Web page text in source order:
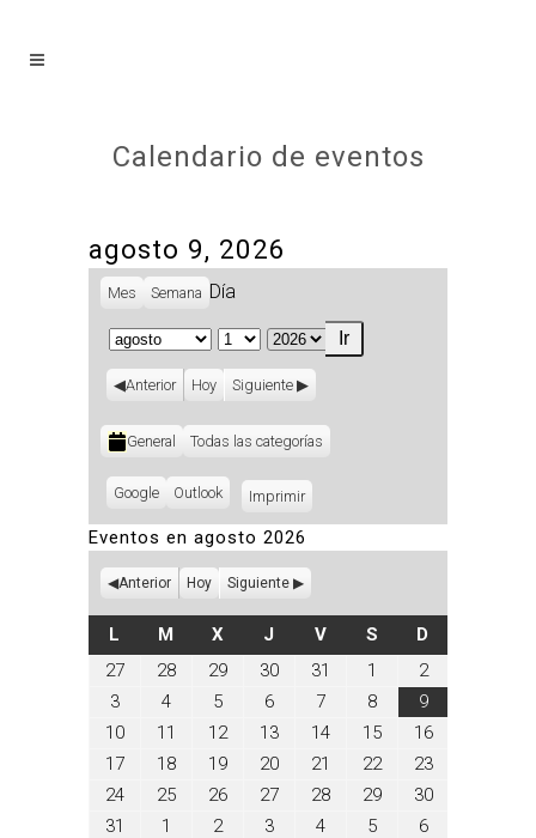
Calendario de eventos
agosto 9, 2026
Mes Semana Día
Mes
Día
Año
Anterior Hoy Siguiente
Categorías
General Todas las categorías
Subscribe
Google
Subscribe
Outlook ImprimirVistas
Eventos en agosto 2026
Anterior Hoy Siguiente
L LUNES
M MARTES
XMIÉRCOLES
J JUEVES
VVIERNES
SSÁBADO
D
27julio
28julio
29julio
30julio
31 1
agosto
2026
2agosto
2,
2026
3agosto
3,
2026
4agosto
4,
2026
5agosto
5,
2026
6agosto
6,
2026
7agosto
7,
2026
8agosto
8,
2026
9agosto
9,
2026
10agosto
10,
11
agosto
2026
12agosto
2026
13agosto
2026
14agosto
2026
15agosto
2026
16agosto
2026
17agosto
2026
18agosto
18,
2026
19agosto
2026
20agosto
20,
2026
21
agosto
2026
22agosto
2026
23agosto
23,
2026
24agosto
25agosto
26agosto
27agosto
28agosto
29agosto
30agosto
31
agosto
1
septiembre
2septiembre
3septiembre
4septiembre
5septiembre
6septiembre